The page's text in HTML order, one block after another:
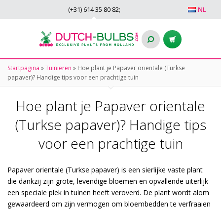
NL
(+31) 614 35 80 82;
Startpagina »Tuinieren » Hoe plant je Papaver orientale (Turkse
papaver)? Handige tips voor een prachtige tuin
Hoe plant je Papaver orientale
(Turkse papaver)? Handige tips
voor een prachtige tuin
Papaver orientale (Turkse papaver) is een sierlijke vaste plant
die dankzij zijn grote, levendige bloemen en opvallende uiterlijk
een speciale plek in tuinen heeft veroverd. De plant wordt alom
gewaardeerd om zijn vermogen om bloembedden te verfraaien